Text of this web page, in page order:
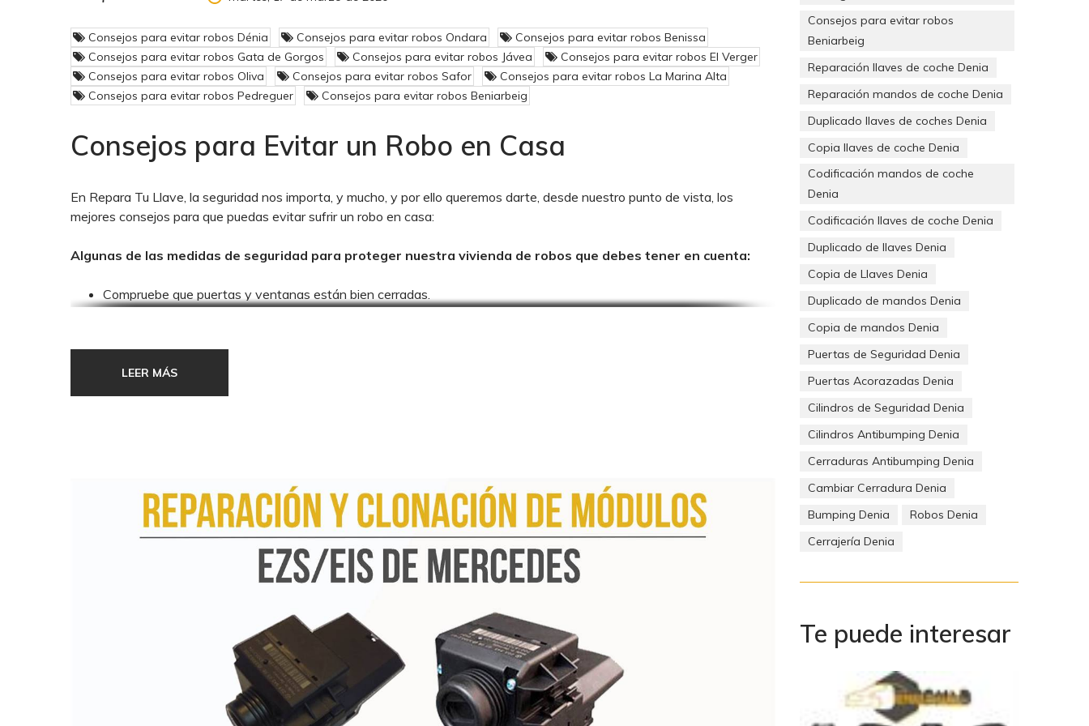
Consejos para evitar robos Dénia Consejos para evitar robos Ondara
Consejos para evitar robos Benissa
Consejos para evitar robos Gata de Gorgos
Consejos para evitar robos Jávea
Consejos para evitar robos El Verger
Consejos para evitar robos Oliva
Consejos para evitar robos Safor
Consejos para evitar robos La Marina Alta
Consejos para evitar robos Pedreguer
Consejos para evitar robos Beniarbeig
Consejos para Evitar un Robo en Casa
En Repara Tu Llave, la seguridad nos importa, y mucho, y por ello queremos darte, desde nuestro punto de vista, los
mejores consejos para que puedas evitar sufrir un robo en casa:
Algunas de las medidas de seguridad para proteger nuestra vivienda de robos que debes tener en cuenta:
Compruebe que puertas y ventanas están bien cerradas.
cierre, y que no exista hueco entre la puerta y el suelo. Refuerce la parte de las bisagras con pivotes de acero y
ángulos metálicos que impidan apalancar la puerta. Instale mirillas panorámicas.
medidas de disuasión.
No duerma con las ventanas abiertas si no cuenta con medidas de seguridad.
Deje ropa tendida en caso de ausencias que no sean muy prolongadas.
No desconecte totalmente la electricidad. El timbre de la puerta desconectado es un indicio de ausencia.
No deje dinero, joyas ni objetos valiosos en el domicilio.
No deje objetos de cierto valor en terrazas sin cerramiento.
Fotografíe las joyas y otros objetos valiosos.
No comente su ausencia ni su duración con desconocidos, ni deje mensajes avisando de la misma en el contestador.
En ausencias prolongadas pida a un vecino que colabore con usted por medio de la recogida del correo,
comprobación del estado de la vivienda, encendido ocasional de alguna luz, conexión de radio o el televisor, etc. Deje
un teléfono para que le localicen en caso de emergencia.
No abra mediante el portero automático a desconocidos. Compromete su seguridad y la de sus vecinos. Los
LEER MÁS
Consejos para evitar robos
Beniarbeig
Reparación llaves de coche Denia
Reparación mandos de coche Denia
Duplicado llaves de coches Denia
Copia llaves de coche Denia
Codificación mandos de coche
Denia
Codificación llaves de coche Denia
Duplicado de llaves Denia
Copia de Llaves Denia
Duplicado de mandos Denia
Copia de mandos Denia
Puertas de Seguridad Denia
Puertas Acorazadas Denia
Cilindros de Seguridad Denia
Cilindros Antibumping Denia
Cerraduras Antibumping Denia
Cambiar Cerradura Denia
Bumping Denia
Robos Denia
Cerrajería Denia
Te puede interesar